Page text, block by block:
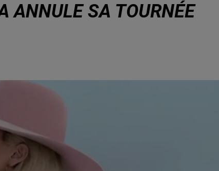
ANNULE SA TOURNÉE